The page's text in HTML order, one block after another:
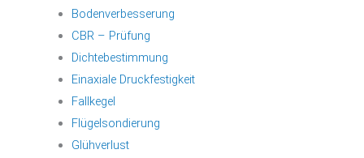
Bodenverbesserung
CBR – Prüfung
Dichtebestimmung
Einaxiale Druckfestigkeit
Fallkegel
Flügelsondierung
Glühverlust